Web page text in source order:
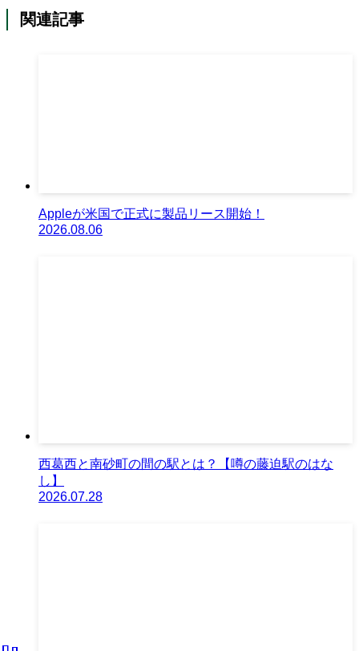
関連記事
Appleが米国で正式に製品リース開始！
2026.08.06
西葛西と南砂町の間の駅とは？【噂の藤迫駅のはな
し】
2026.07.28